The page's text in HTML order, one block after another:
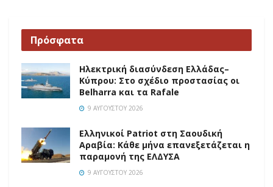
Πρόσφατα
Ηλεκτρική διασύνδεση Ελλάδας–
Κύπρου: Στο σχέδιο προστασίας οι
Belharra και τα Rafale
9 ΑΥΓΟΎΣΤΟΥ 2026
Ελληνικοί Patriot στη Σαουδική
Αραβία: Κάθε μήνα επανεξετάζεται η
παραμονή της ΕΛΔΥΣΑ
9 ΑΥΓΟΎΣΤΟΥ 2026